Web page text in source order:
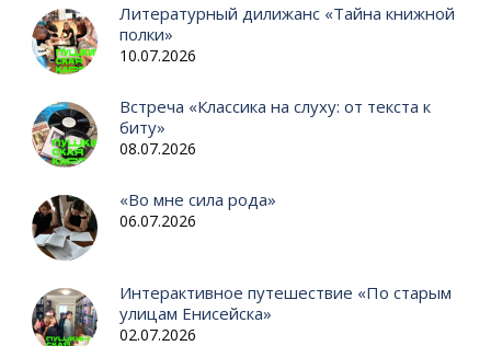
Литературный дилижанс «Тайна книжной
полки»
10.07.2026
Встреча «Классика на слуху: от текста к
биту»
08.07.2026
«Во мне сила рода»
06.07.2026
Интерактивное путешествие «По старым
улицам Енисейска»
02.07.2026